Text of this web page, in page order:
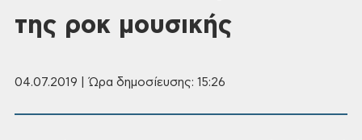
της ροκ μουσικής
04.07.2019 | Ώρα δημοσίευσης: 15:26